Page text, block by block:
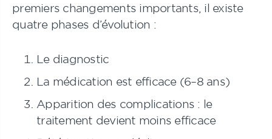
premiers changements importants, il existe
quatre phases d’évolution :
Le diagnostic
La médication est efficace (6–8 ans)
Apparition des complications : le
traitement devient moins efficace